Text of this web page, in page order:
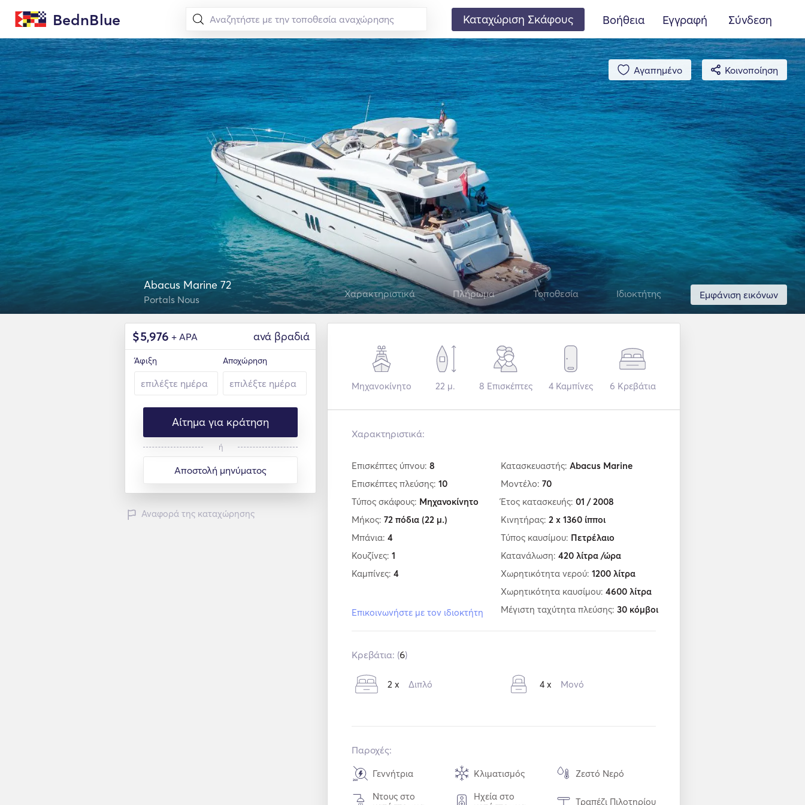
BednBlue Καταχώριση Σκάφους Βοήθεια Εγγραφή Σύνδεση
Αγαπημένο Κοινοποίηση
Εμφάνιση εικόνων
Abacus Marine 72
Portals Nous Χαρακτηριστικά Πλήρωμα Τοποθεσία Ιδιοκτήτης
$5,976 + APA ανά βραδιά
Άφιξη Αποχώρηση
Αίτημα για κράτηση
ή
Αποστολή μηνύματος
Αναφορά της καταχώρησης
Μηχανοκίνητο 22 μ. 8 Επισκέπτες 4 Καμπίνες 6 Κρεβάτια
Χαρακτηριστικά:
Επισκέπτες ύπνου: 8
Επισκέπτες πλεύσης: 10
Τύπος σκάφους: Μηχανοκίνητο
Μήκος: 72 πόδια (22 μ.)
Μπάνια: 4
Κουζίνες: 1
Καμπίνες: 4
Επικοινωνήστε με τον ιδιοκτήτη
Κατασκευαστής: Abacus Marine
Μοντέλο: 70
Έτος κατασκευής: 01 / 2008
Κινητήρας: 2 x 1360 ίπποι
Τύπος καυσίμου: Πετρέλαιο
Κατανάλωση: 420 λίτρα /ώρα
Χωρητικότητα νερού: 1200 λίτρα
Χωρητικότητα καυσίμου: 4600 λίτρα
Μέγιστη ταχύτητα πλεύσης: 30 κόμβοι
Κρεβάτια: (6)
2 x Διπλό 4 x Μονό
Παροχές:
Γεννήτρια Κλιματισμός Ζεστό Νερό
Ντους στο
Ηχεία στο
Τραπέζι Πιλοτηρίου